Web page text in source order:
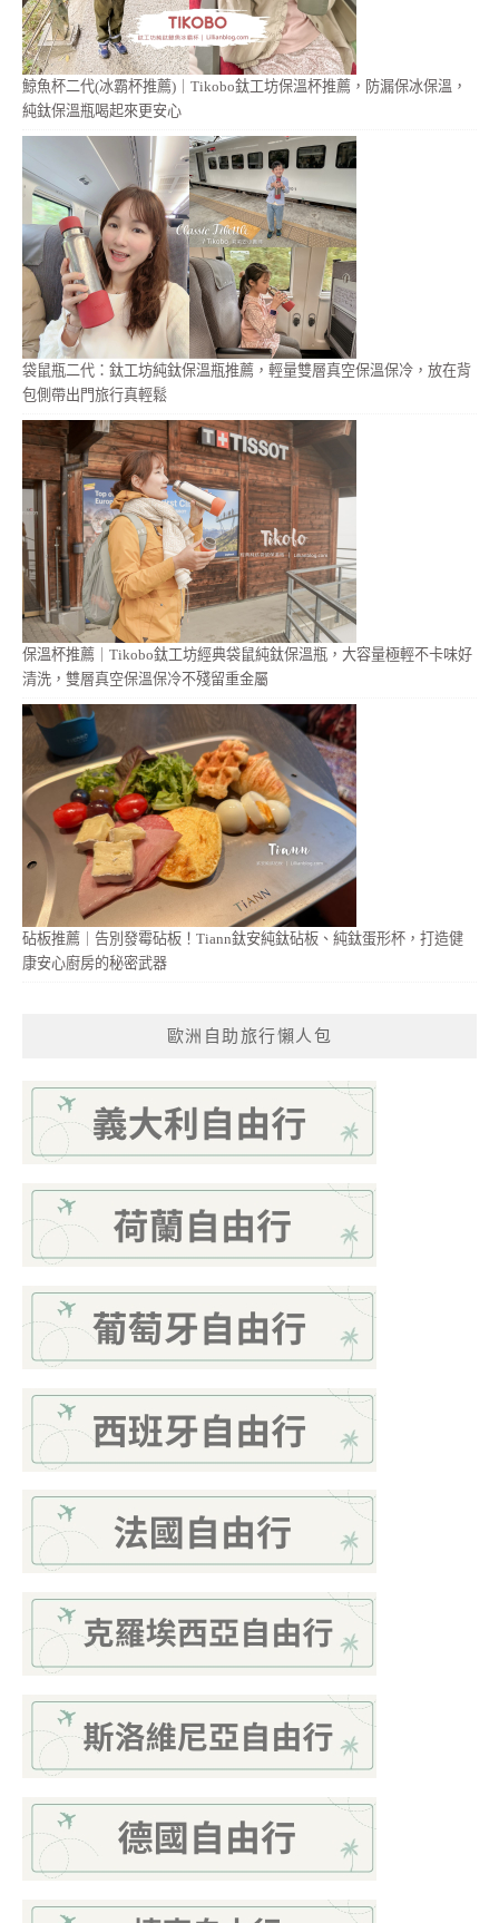
鯨魚杯二代(冰霸杯推薦)｜Tikobo鈦工坊保溫杯推薦，防漏保冰保溫，
純鈦保溫瓶喝起來更安心
袋鼠瓶二代：鈦工坊純鈦保溫瓶推薦，輕量雙層真空保溫保冷，放在背
包側帶出門旅行真輕鬆
保溫杯推薦｜Tikobo鈦工坊經典袋鼠純鈦保溫瓶，大容量極輕不卡味好
清洗，雙層真空保溫保冷不殘留重金屬
砧板推薦｜告別發霉砧板！Tiann鈦安純鈦砧板、純鈦蛋形杯，打造健
康安心廚房的秘密武器
歐洲自助旅行懶人包